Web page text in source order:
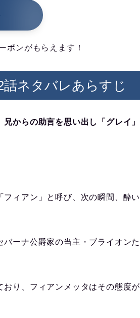
ポンがもらえます！
話ネタバレあらすじ
からの助言を思い出し「グレイ」
ィアン」と呼び、次の瞬間、酔い
ーナ公爵家の当主・ブライオンた
り、フィアンメッタはその態度が